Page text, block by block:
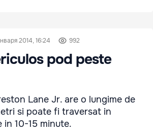
2014, 16:24 992
pod peste
Lane Jr. are o lungime de
si poate fi traversat in
10-15 minute.